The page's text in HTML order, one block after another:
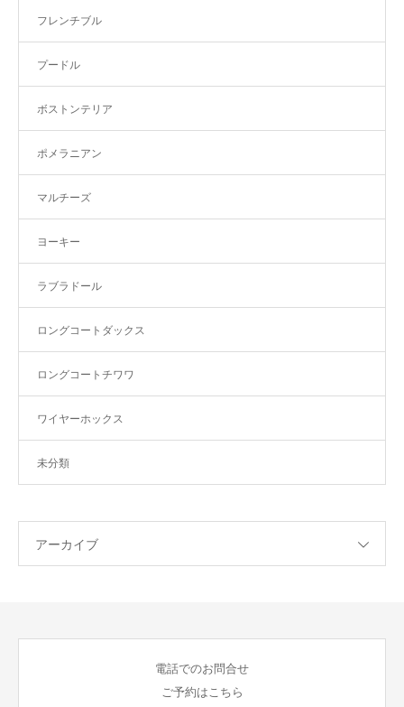
フレンチブル
プードル
ボストンテリア
ポメラニアン
マルチーズ
ヨーキー
ラブラドール
ロングコートダックス
ロングコートチワワ
ワイヤーホックス
未分類
アーカイブ
電話でのお問合せ
ご予約はこちら